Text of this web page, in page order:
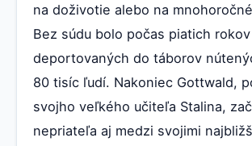
na doživotie alebo na
Bez súdu bolo počas piatich rokov
deportovaných do táborov
80 tisíc ľudí. Nakoniec Gottwald,
svojho veľkého učiteľa Stalina,
nepriateľa aj medzi svojimi